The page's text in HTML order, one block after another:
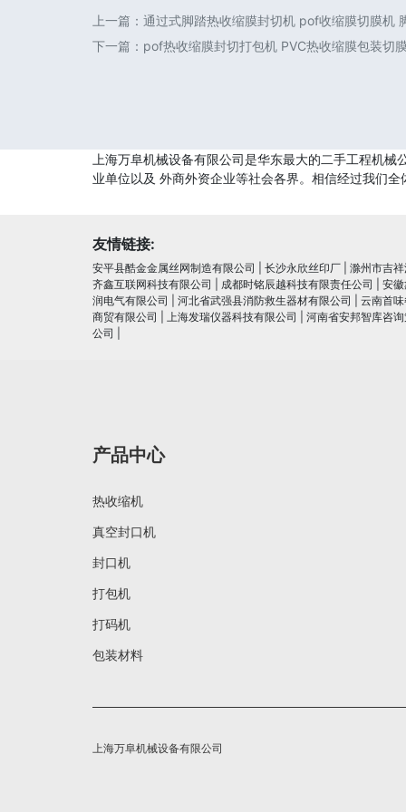
上一篇： 通过式脚踏热收缩膜封切机 pof收缩膜切膜机
下一篇： pof热收缩膜封切打包机 PVC热收缩膜包装切
上海万阜机械设备有限公司是华东最大的二手工程机
业单位以及 外商外资企业等社会各界。相信经过我们
友情链接:
安平县酷金金属丝网制造有限公司 长沙永欣丝印厂
滁州市吉
齐鑫互联网科技有限公司
成都时铭辰越科技有限责任公司
安
润电⽓有限公司
河北省武强县消防救生器材有限公司
云南首
商贸有限公司
上海发瑞仪器科技有限公司
河南省安邦智库咨
公司
产品中心
热收缩机
真空封口机
封口机
打包机
打码机
包装材料
上海万阜机械设备有限公司